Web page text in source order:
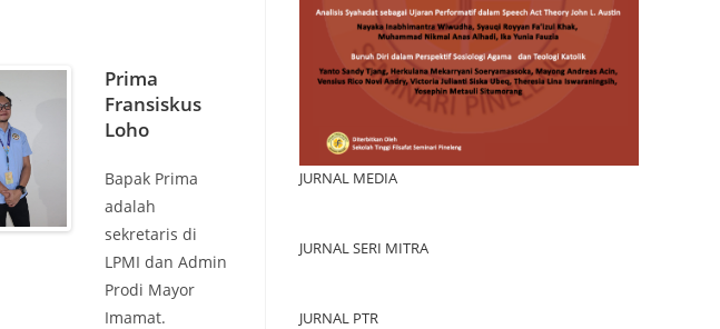
Prima
Fransiskus
Loho
Bapak Prima
adalah
sekretaris di
LPMI dan Admin
Prodi Mayor
Imamat.
JURNAL MEDIA
JURNAL SERI MITRA
JURNAL PTR